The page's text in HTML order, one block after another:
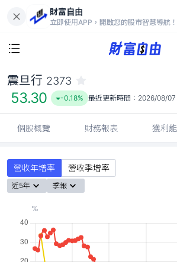
財富自由
立即使用APP，開啟您的股市智慧導航！
53.30
-0.18%
震旦行 2373
53.30 -0.18% 最近更新時間： 2026/08/
個股概覽 財務報表 獲利
營收年增率 營收季增率
近5年 季報